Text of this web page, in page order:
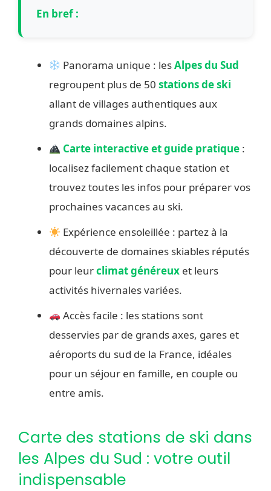
En bref :
Panorama unique : lesAlpes du Sud
regroupent plus de 50 stations de ski
allant de villages authentiques aux
grands domaines alpins.
Carte interactive et guide pratique :
localisez facilement chaque station et
trouvez toutes les infos pour préparer vos
prochaines vacances au ski.
Expérience ensoleillée : partez à la
découverte de domaines skiables réputés
pour leurclimat généreux et leurs
activités hivernales variées.
Accès facile : les stations sont
desservies par de grands axes, gares et
aéroports du sud de la France, idéales
pour un séjour en famille, en couple ou
entre amis.
Carte des stations de ski dans
les Alpes du Sud : votre outil
indispensable